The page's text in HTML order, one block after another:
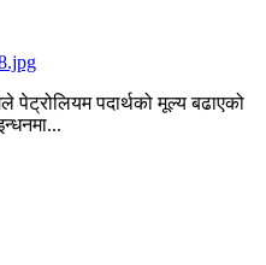
पदार्थको मूल्य बढाएको